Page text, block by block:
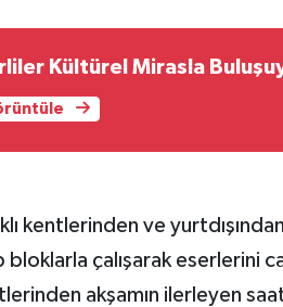
Kültürel Mirasla
kentlerinden ve
bloklarla çalışarak eserlerini
akşamın ilerleyen